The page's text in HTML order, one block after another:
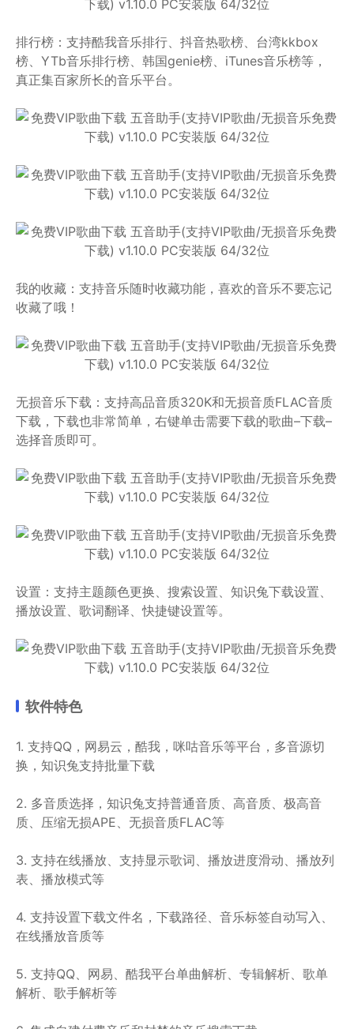
排行榜： 支持酷我音乐排行、抖音热歌榜、台湾kkbox
榜、YTb音乐排行榜、韩国genie榜、iTunes音乐榜等，
真正集百家所长的音乐平台。
我的收藏：支持音乐随时收藏功能，喜欢的音乐不要忘记
收藏了哦！
无损音乐下载：支持高品音质320K和无损音质FLAC音质
下载，下载也非常简单，右键单击需要下载的歌曲–下载–
选择音质即可。
设置：支持主题颜色更换、搜索设置、知识兔下载设置、
播放设置、歌词翻译、快捷键设置等。
软件特色
1. 支持QQ，网易云，酷我，咪咕音乐等平台，多音源切
换，知识兔支持批量下载
2. 多音质选择，知识兔支持普通音质、高音质、极高音
质、压缩无损APE、无损音质FLAC等
3. 支持在线播放、支持显示歌词、播放进度滑动、播放列
表、播放模式等
4. 支持设置下载文件名，下载路径、音乐标签自动写入、
在线播放音质等
5. 支持QQ、网易、酷我平台单曲解析、专辑解析、歌单
解析、歌手解析等